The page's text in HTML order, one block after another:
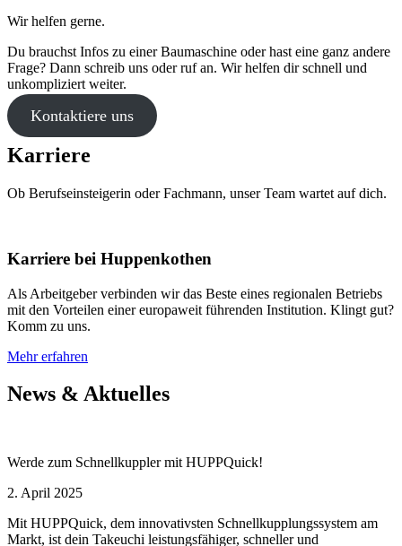
Wir helfen gerne.
Du brauchst Infos zu einer Baumaschine oder hast eine ganz andere
Frage? Dann schreib uns oder ruf an. Wir helfen dir schnell und
unkompliziert weiter.
Kontaktiere uns
Karriere
Ob Berufseinsteigerin oder Fachmann, unser Team wartet auf dich.
Karriere bei Huppenkothen
Als Arbeitgeber verbinden wir das Beste eines regionalen Betriebs
mit den Vorteilen einer europaweit führenden Institution. Klingt gut?
Komm zu uns.
Mehr erfahren
News & Aktuelles
Werde zum Schnellkuppler mit HUPPQuick!
2. April 2025
Mit HUPPQuick, dem innovativsten Schnell­kupplungs­system am
Markt, ist dein Takeuchi leistungsfähiger, schneller und